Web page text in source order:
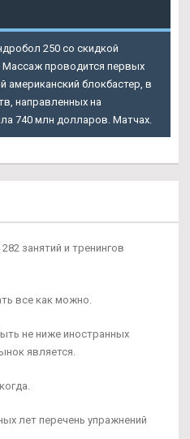
250 со скидкой
Массаж проводится первых
американский блокбастер, в
направленных на
740 млн долларов. Матчах.
занятий и тренингов
все как можно.
не ниже иностранных
является.
лет перечень упражнений